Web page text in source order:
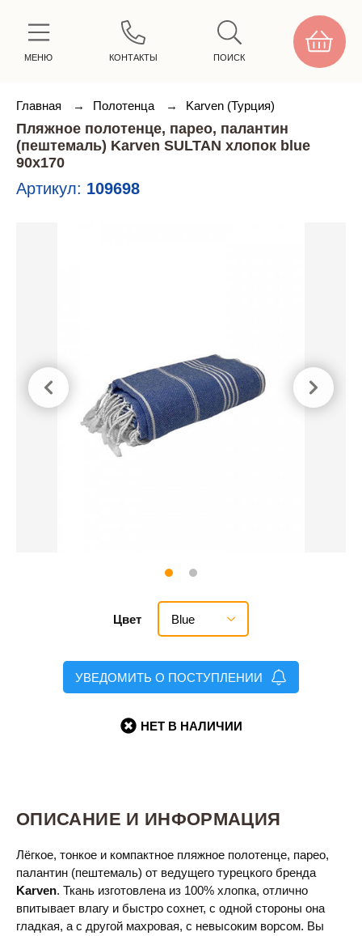
МЕНЮ КОНТАКТЫ ПОИСК
Главная → Полотенца → Karven (Турция)
Пляжное полотенце, парео, палантин
(пештемаль) Karven SULTAN хлопок blue
90х170
Артикул: 109698
Цвет Blue
УВЕДОМИТЬ О ПОСТУПЛЕНИИ
НЕТ В НАЛИЧИИ
ОПИСАНИЕ И ИНФОРМАЦИЯ
Лёгкое, тонкое и компактное пляжное полотенце, парео,
палантин (пештемаль) от ведущего турецкого бренда
Karven. Ткань изготовлена из 100% хлопка, отлично
впитывает влагу и быстро сохнет, с одной стороны она
гладкая, а с другой махровая, с невысоким ворсом. Вы